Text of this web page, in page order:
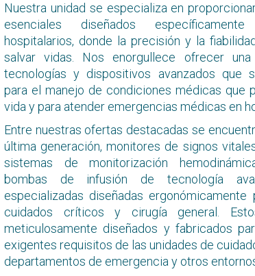
Asepsia e instrumental
Ortopedia y tecnología de
tejidos
Nuestra unidad se especializa en
esenciales diseñados
hospitalarios, donde la precisión y la
salvar vidas. Nos enorgullece ofrecer
tecnologías y dispositivos avanzados que
para el manejo de condiciones médicas que
vida y para atender emergencias médicas en
Entre nuestras ofertas destacadas se
última generación, monitores de signos
sistemas de monitorización
bombas de infusión de tecnología
especializadas diseñadas
cuidados críticos y cirugía general.
meticulosamente diseñados y fabricados
exigentes requisitos de las unidades de
departamentos de emergencia y otros